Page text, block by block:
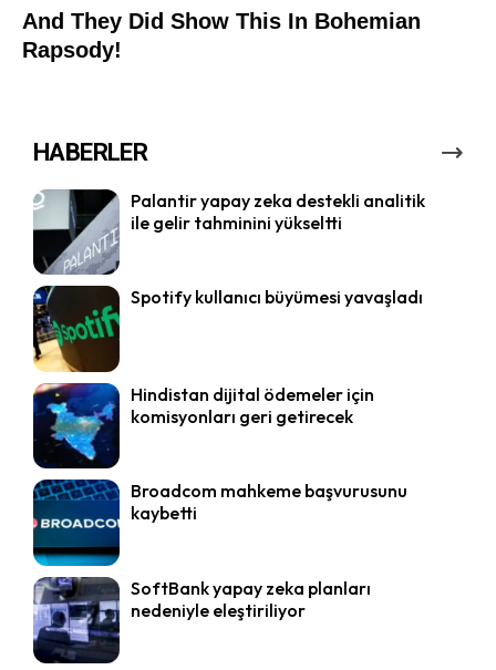
HABERLER
Palantir yapay zeka destekli analitik
ile gelir tahminini yükseltti
Spotify kullanıcı büyümesi yavaşladı
Hindistan dijital ödemeler için
komisyonları geri getirecek
Broadcom mahkeme başvurusunu
kaybetti
SoftBank yapay zeka planları
nedeniyle eleştiriliyor